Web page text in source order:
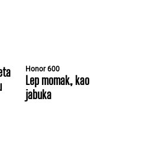
Honor 600
Lep momak, kao
jabuka